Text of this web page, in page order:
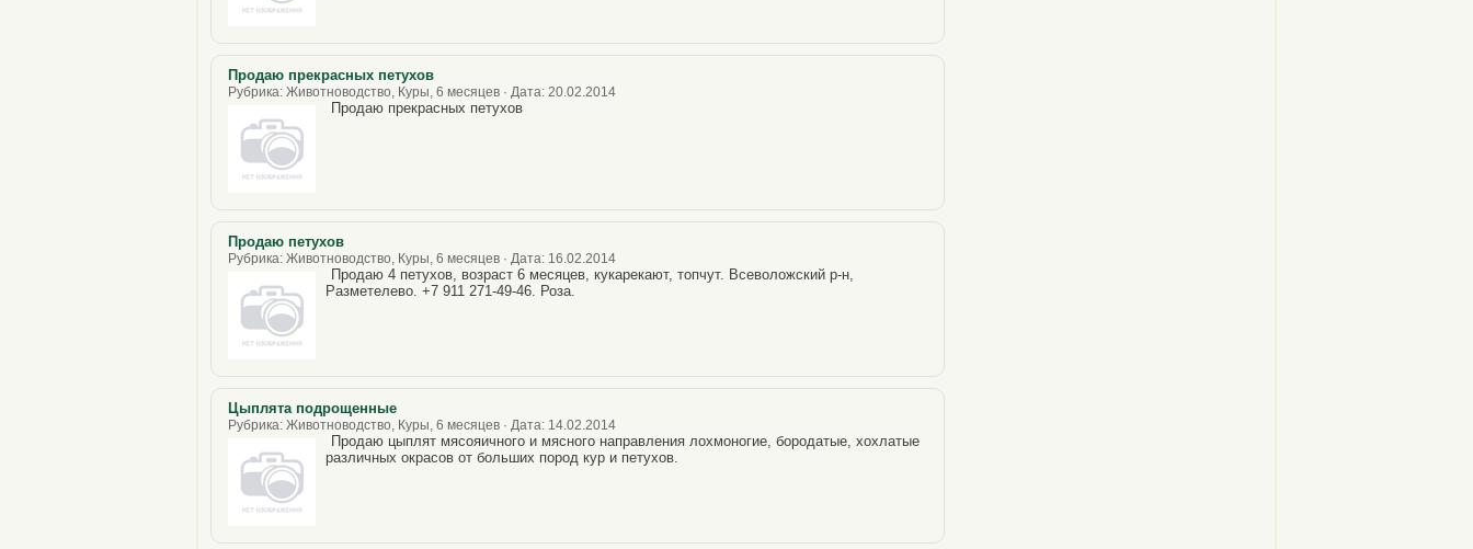
Продаю прекрасных петухов
Рубрика: Животноводство, Куры, 6 месяцев · Дата: 20.02.2014
Продаю прекрасных петухов
Продаю петухов
Рубрика: Животноводство, Куры, 6 месяцев · Дата: 16.02.2014
Продаю 4 петухов, возраст 6 месяцев, кукарекают, топчут. Всеволожский р-н,
Разметелево. +7 911 271-49-46. Роза.
Цыплята подрощенные
Рубрика: Животноводство, Куры, 6 месяцев · Дата: 14.02.2014
Продаю цыплят мясояичного и мясного направления лохмоногие, бородатые, хохлатые
различных окрасов от больших пород кур и петухов.